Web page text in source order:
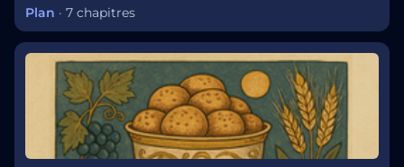
Plan · 7 chapitres